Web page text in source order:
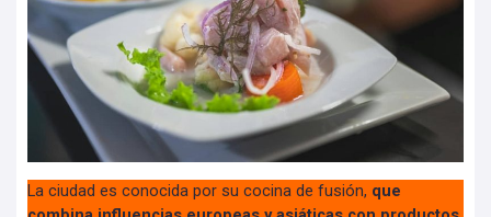
La ciudad es conocida por su cocina de fusión, que